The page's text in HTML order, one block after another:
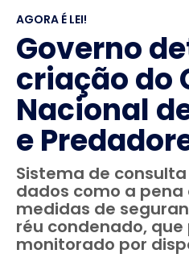
AGORA É LEI!
Governo
criação do
Nacional
e
Sistema de
dados como a pena
medidas de
réu condenado, que
monitorado por